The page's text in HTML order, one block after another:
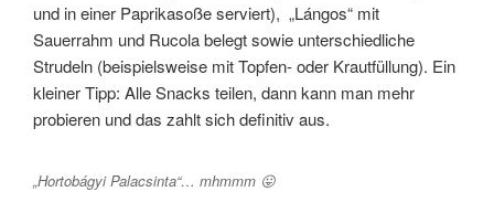
und in einer Paprikasoße serviert), „Lángos“ mit
Sauerrahm und Rucola belegt sowie unterschiedliche
Strudeln (beispielsweise mit Topfen- oder Krautfüllung). Ein
kleiner Tipp: Alle Snacks teilen, dann kann man mehr
probieren und das zahlt sich definitiv aus.
„Hortobágyi Palacsinta“… mhmmm 😛